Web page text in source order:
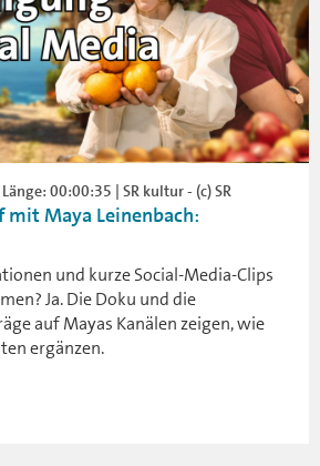
00:00:35 | SR kultur - (c) SR
mit Maya Leinenbach:
und kurze Social-Media-Clips
Ja. Die Doku und die
auf Mayas Kanälen zeigen, wie
ergänzen.